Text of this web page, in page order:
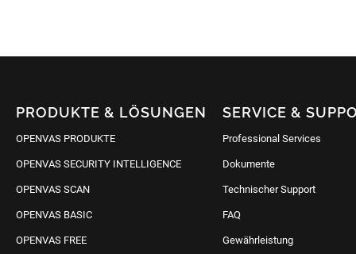
PRODUKTE & LÖSUNGEN
OPENVAS PRODUKTE
OPENVAS SECURITY INTELLIGENCE
OPENVAS SCAN
OPENVAS BASIC
OPENVAS FREE
SERVICE &
Professional Services
Dokumente
Technischer Support
FAQ
Gewährleistung